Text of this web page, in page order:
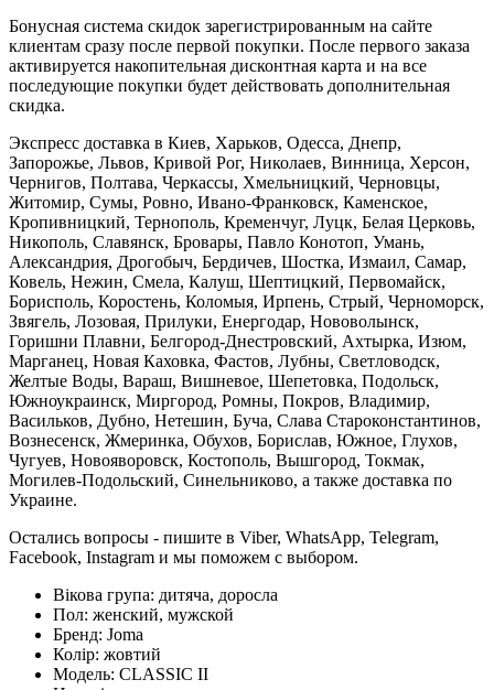
Бонусная система скидок зарегистрированным на сайте
клиентам сразу после первой покупки. После первого заказа
активируется накопительная дисконтная карта и на все
последующие покупки будет действовать дополнительная
скидка.
Экспресс доставка в Киев, Харьков, Одесса, Днепр,
Запорожье, Львов, Кривой Рог, Николаев, Винница, Херсон,
Чернигов, Полтава, Черкассы, Хмельницкий, Черновцы,
Житомир, Сумы, Ровно, Ивано-Франковск, Каменское,
Кропивницкий, Тернополь, Кременчуг, Луцк, Белая Церковь,
Никополь, Славянск, Бровары, Павло Конотоп, Умань,
Александрия, Дрогобыч, Бердичев, Шостка, Измаил, Самар,
Ковель, Нежин, Смела, Калуш, Шептицкий, Первомайск,
Борисполь, Коростень, Коломыя, Ирпень, Стрый, Черноморск,
Звягель, Лозовая, Прилуки, Енергодар, Нововолынск,
Горишни Плавни, Белгород-Днестровский, Ахтырка, Изюм,
Марганец, Новая Каховка, Фастов, Лубны, Светловодск,
Желтые Воды, Вараш, Вишневое, Шепетовка, Подольск,
Южноукраинск, Миргород, Ромны, Покров, Владимир,
Васильков, Дубно, Нетешин, Буча, Слава Староконстантинов,
Вознесенск, Жмеринка, Обухов, Борислав, Южное, Глухов,
Чугуев, Новояворовск, Костополь, Вышгород, Токмак,
Могилев-Подольский, Синельниково, а также доставка по
Украине.
Остались вопросы - пишите в Viber, WhatsApp, Telegram,
Facebook, Instagram и мы поможем с выбором.
Вікова група: дитяча, доросла
Пол: женский, мужской
Бренд: Joma
Колір: жовтий
Модель: CLASSIC II